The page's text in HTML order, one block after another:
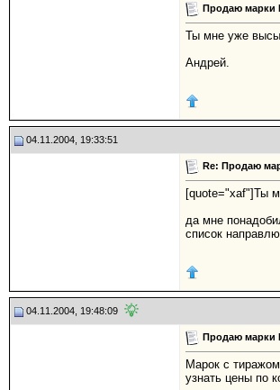
Продаю марки
Ты мне уже
Андрей.
04.11.2004, 19:33:51
Re: Продаю
[quote="xaf"]Ты
да мне
список
04.11.2004, 19:48:09
Продаю марки
Марок с
узнать цены по